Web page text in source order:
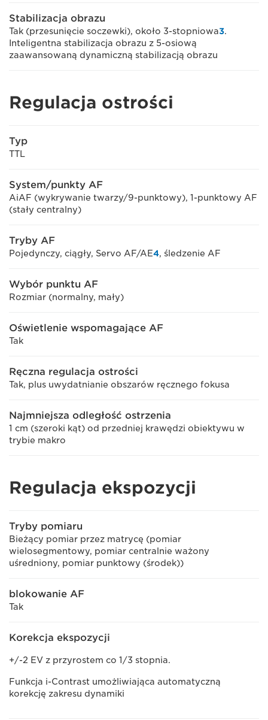
Stabilizacja obrazu
Tak (przesunięcie soczewki), około 3-stopniowa3.
Inteligentna stabilizacja obrazu z 5-osiową
zaawansowaną dynamiczną stabilizacją obrazu
Regulacja ostrości
Typ
TTL
System/punkty AF
AiAF (wykrywanie twarzy/9-punktowy), 1-punktowy AF
(stały centralny)
Tryby AF
Pojedynczy, ciągły, Servo AF/AE4, śledzenie AF
Wybór punktu AF
Rozmiar (normalny, mały)
Oświetlenie wspomagające AF
Tak
Ręczna regulacja ostrości
Tak, plus uwydatnianie obszarów ręcznego fokusa
Najmniejsza odległość ostrzenia
1 cm (szeroki kąt) od przedniej krawędzi obiektywu w
trybie makro
Regulacja ekspozycji
Tryby pomiaru
Bieżący pomiar przez matrycę (pomiar
wielosegmentowy, pomiar centralnie ważony
uśredniony, pomiar punktowy (środek))
blokowanie AF
Tak
Korekcja ekspozycji
+/-2 EV z przyrostem co 1/3 stopnia.
Funkcja i-Contrast umożliwiająca automatyczną
korekcję zakresu dynamiki